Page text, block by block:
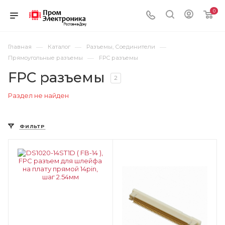
0
Главная — Каталог — Разъемы, Соединители —
Прямоугольные разъемы — FPC разъемы
FPC разъемы 2
Раздел не найден
ФИЛЬТР
Цвет